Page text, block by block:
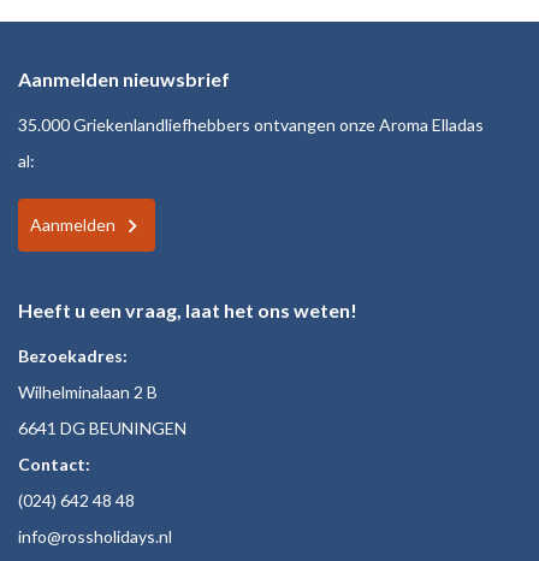
Aanmelden nieuwsbrief
35.000 Griekenlandliefhebbers ontvangen onze Aroma Elladas
al:
Aanmelden
Heeft u een vraag, laat het ons weten!
Bezoekadres:
Wilhelminalaan 2 B
6641 DG BEUNINGEN
Contact:
(024) 642 48 48
info@rossholidays.nl